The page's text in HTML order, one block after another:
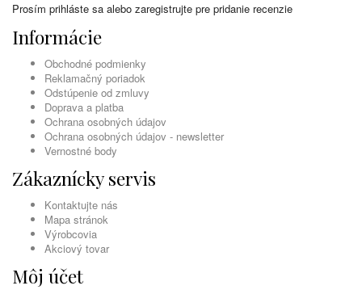
Prosím prihláste sa alebo zaregistrujte pre pridanie recenzie
Informácie
Obchodné podmienky
Reklamačný poriadok
Odstúpenie od zmluvy
Doprava a platba
Ochrana osobných údajov
Ochrana osobných údajov - newsletter
Vernostné body
Zákaznícky servis
Kontaktujte nás
Mapa stránok
Výrobcovia
Akciový tovar
Môj účet